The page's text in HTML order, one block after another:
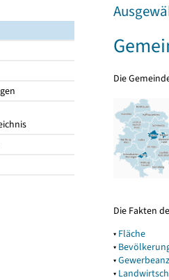
Die
Die Fakten
▾ Fläche
▾
▾
▾